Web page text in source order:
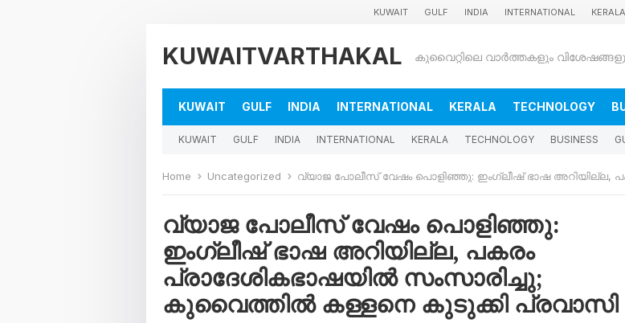
KUWAIT GULF INDIA INTERNATIONAL KERALA
KUWAITVARTHAKAL
KUWAIT GULF INDIA INTERNATIONAL KERALA TECHNOLOGY
KUWAIT GULF INDIA INTERNATIONAL KERALA TECHNOLOGY BUSINESS
Home Uncategorized വ്യാജ പോലീസ് വേഷം പൊളിഞ്ഞു: ഇംഗ്ലീഷ് ഭാഷ അറിയില്ല, പകരം പ്രാദേശികഭാഷയില്‍ സംസാരിച്ചു; കുവൈത്തില്‍ കള്ളനെ കുടുക്കി
വ്യാജ പോലീസ് വേഷം പൊളിഞ്ഞു:
ഇംഗ്ലീഷ് ഭാഷ അറിയില്ല, പകരം
പ്രാദേശികഭാഷയില്‍ സംസാരിച്ചു;
കുവൈത്തില്‍ കള്ളനെ കുടുക്കി പ്രവാസി